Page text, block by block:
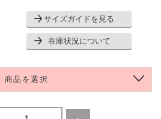
サイズガイドを見る
在庫状況について
商品を選択